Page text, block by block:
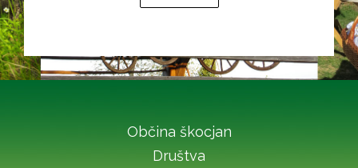
Občina škocjan
Društva